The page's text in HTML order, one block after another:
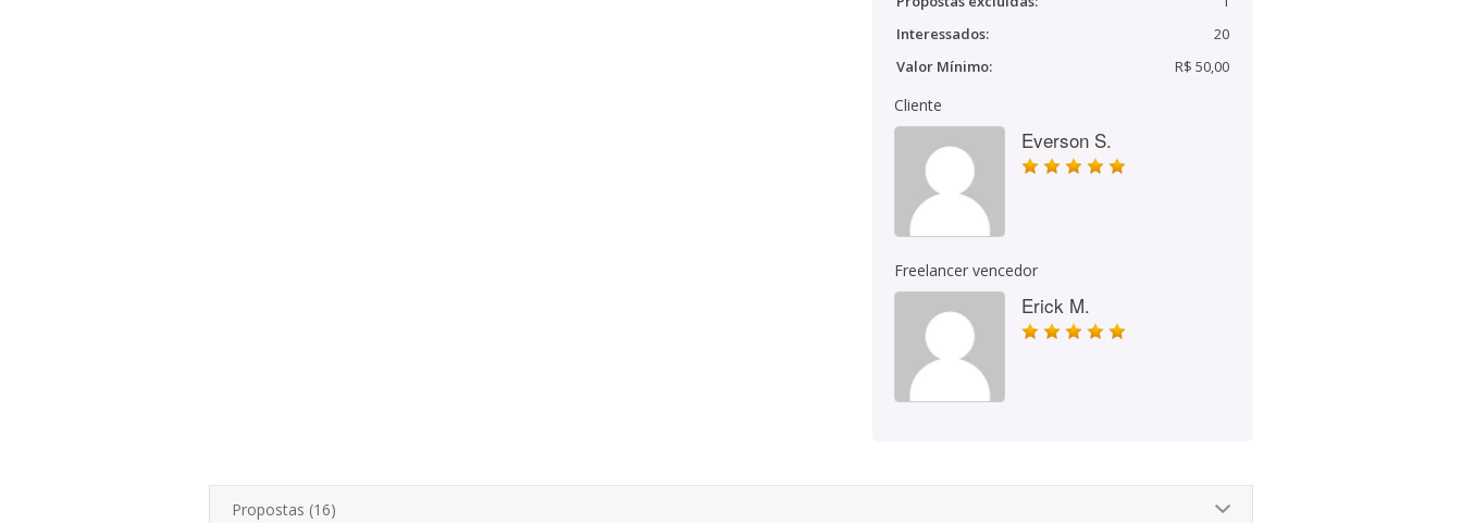
Interessados:
20
Valor Mínimo:
R$ 50,00
Cliente
Everson S.
Freelancer vencedor
Erick M.
Propostas (16)